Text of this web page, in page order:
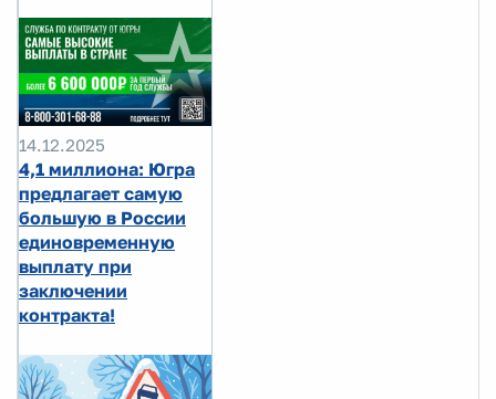
14.12.2025
4,1 миллиона: Югра
предлагает самую
большую в России
единовременную
выплату при
заключении
контракта!